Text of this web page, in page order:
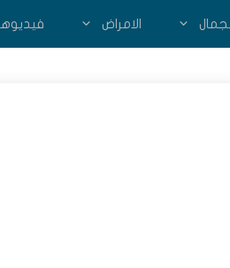
الامراض